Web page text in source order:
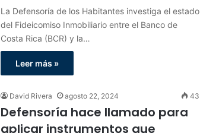
La Defensoría de los Habitantes investiga el estado
del Fideicomiso Inmobiliario entre el Banco de
Costa Rica (BCR) y la…
Leer más »
David Rivera agosto 22, 2024 43
Defensoría hace llamado para
aplicar instrumentos que